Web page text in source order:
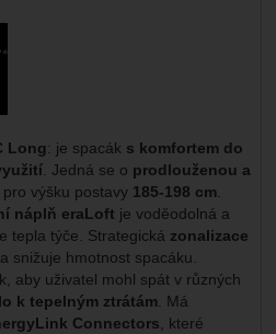
Long: je spacák s komfortem do
. Jedná se o prodlouženou a
pro výšku postavy 185-198 cm.
náplň eraLoft je voděodolná a
tepla týče. Strategická zonalizace
snižuje hmotnost spacáku.
aby uživatel mohl spát v různých
k tepelným ztrátám. Má
Connectors , které